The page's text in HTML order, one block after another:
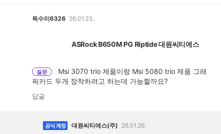
독수리6326 26.01.23.
ASRock B650M PG Riptide 대원씨티에스
질문
Msi 3070 trio 제품이랑 Msi 5080 trio 제품 그래
픽카드 두개 장착하려고 하는데 가능할까요?
답글
공식 계정 대원씨티에스(주) 26.01.26.